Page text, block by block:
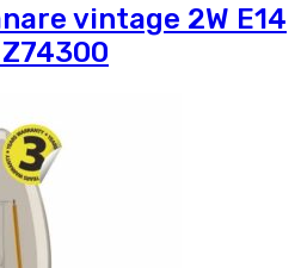
vintage 2W E14